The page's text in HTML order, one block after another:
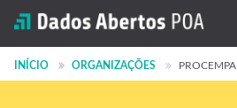
Conjuntos de dados
INÍCIO ORGANIZAÇÕES PROCEMPA